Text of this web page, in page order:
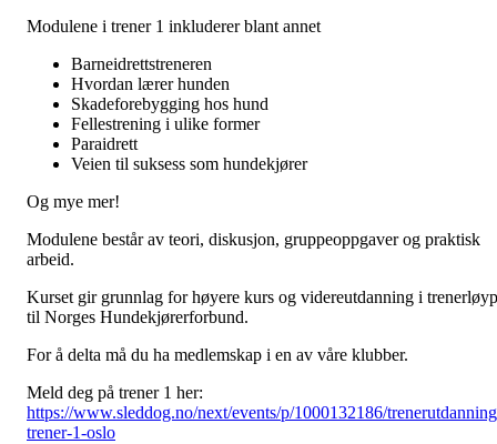
Modulene i trener 1 inkluderer blant annet
Barneidrettstreneren
Hvordan lærer hunden
Skadeforebygging hos hund
Fellestrening i ulike former
Paraidrett
Veien til suksess som hundekjører
Og mye mer!
Modulene består av teori, diskusjon, gruppeoppgaver og praktisk
arbeid.
Kurset gir grunnlag for høyere kurs og videreutdanning i
til Norges Hundekjørerforbund.
For å delta må du ha medlemskap i en av våre klubber.
Meld deg på trener 1 her:
https://www.sleddog.no/next/events/p/1000132186/
trener-1-oslo